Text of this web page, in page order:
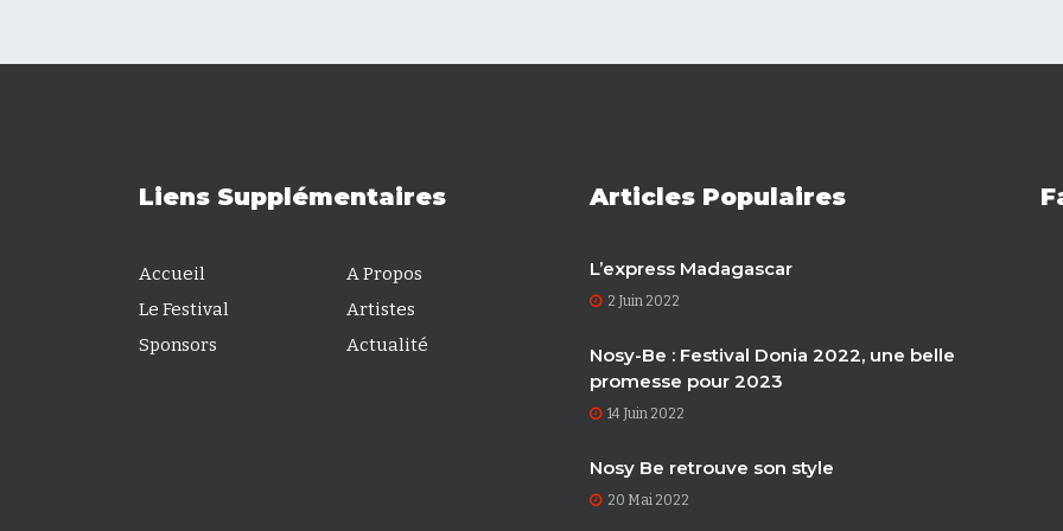
Liens Supplémentaires
Accueil
A Propos
Le Festival
Artistes
Sponsors
Actualité
Articles Populaires
L’express Madagascar
2 Juin 2022
Nosy-Be : Festival Donia 2022, une belle
promesse pour 2023
14 Juin 2022
Nosy Be retrouve son style
20 Mai 2022